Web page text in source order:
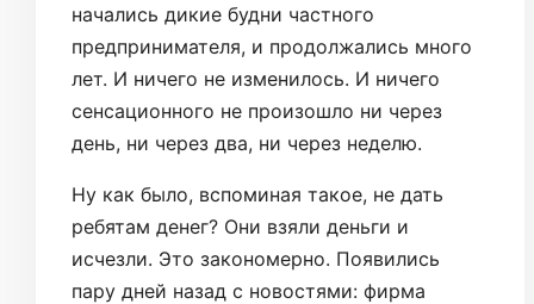
начались дикие будни частного
предпринимателя, и продолжались много
лет. И ничего не изменилось. И ничего
сенсационного не произошло ни через
день, ни через два, ни через неделю.
Ну как было, вспоминая такое, не дать
ребятам денег? Они взяли деньги и
исчезли. Это закономерно. Появились
пару дней назад с новостями: фирма